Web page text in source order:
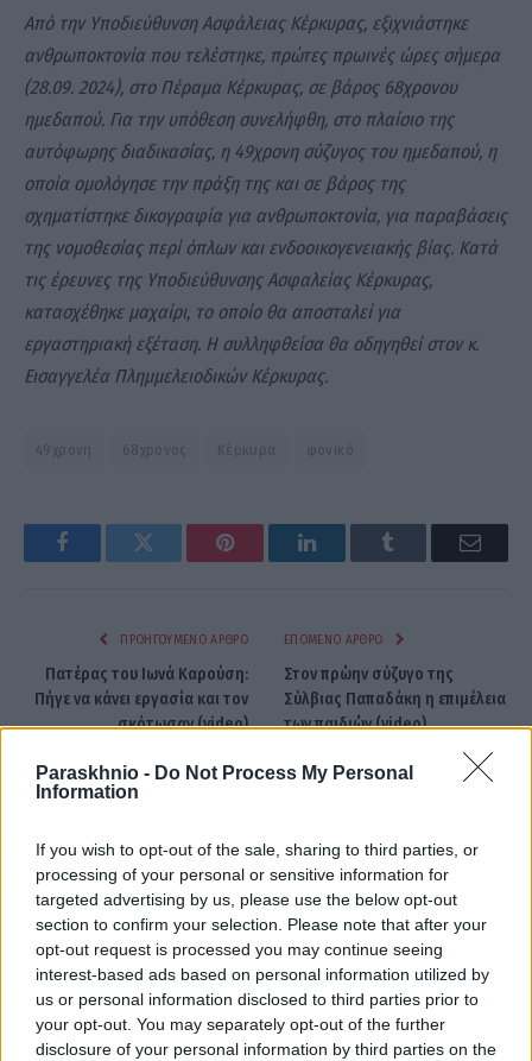
Paraskhnio - Do Not Process My Personal
Information
If you wish to opt-out of the sale, sharing to third parties, or
processing of your personal or sensitive information for
targeted advertising by us, please use the below opt-out
section to confirm your selection. Please note that after your
opt-out request is processed you may continue seeing
interest-based ads based on personal information utilized by
us or personal information disclosed to third parties prior to
your opt-out. You may separately opt-out of the further
disclosure of your personal information by third parties on the
Από την Υποδιεύθυνση Ασφάλειας Κέρκυρας, εξιχνιάστηκε
ανθρωποκτονία που τελέστηκε, πρώτες πρωινές ώρες σήμερα
(28.09. 2024), στο Πέραμα Κέρκυρας, σε βάρος 68χρονου
ημεδαπού. Για την υπόθεση συνελήφθη, στο πλαίσιο της
αυτόφωρης διαδικασίας, η 49χρονη σύζυγος του ημεδαπού, η
οποία ομολόγησε την πράξη της και σε βάρος της
σχηματίστηκε δικογραφία για ανθρωποκτονία, για παραβάσεις
της νομοθεσίας περί όπλων και ενδοοικογενειακής βίας. Κατά
τις έρευνες της Υποδιεύθυνσης Ασφαλείας Κέρκυρας,
κατασχέθηκε μαχαίρι, το οποίο θα αποσταλεί για
εργαστηριακή εξέταση. Η συλληφθείσα θα οδηγηθεί στον κ.
Εισαγγελέα Πλημμελειοδικών Κέρκυρας.
49χρονη 68χρονος Κέρκυρα φονικό
FacebookTwitter Pinterest LinkedInTumblr Email
ΠΡΟΗΓΟΎΜΕΝΟ ΆΡΘΡΟ
Πατέρας του Ιωνά Καρούση:
Πήγε να κάνει εργασία και τον
σκότωσαν (video)
ΕΠΌΜΕΝΟ ΆΡΘΡΟ
Στον πρώην σύζυγο της
Σύλβιας Παπαδάκη η επιμέλεια
των παιδιών (video)
ΣΧΕΤΙΚΑΑΡΘΡΑ